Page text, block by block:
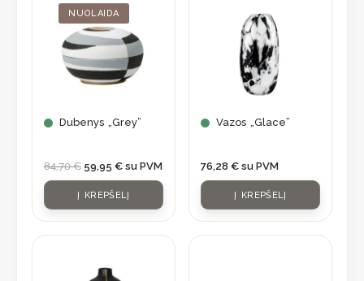
NUOLAIDA
Dubenys „Grey”
84,70€
was:
84,70 €.
59,95 €
is:
59,95 €.
su PVM
Į KREPŠELĮ
Vazos „Glace”
76,28 € su PVM
Į KREPŠELĮ